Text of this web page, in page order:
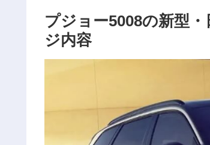
プジョー5008の新型
ジ内容